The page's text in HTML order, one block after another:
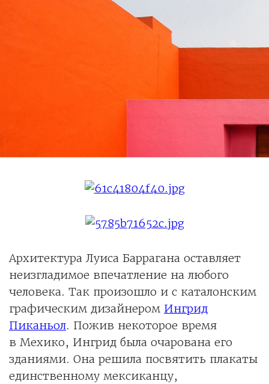
Архитектура Луиса Баррагана оставляет
неизгладимое впечатление на любого
человека. Так произошло и с каталонским
графическим дизайнером Ингрид
Пиканьол. Пожив некоторое время
в Мехико, Ингрид была очарована его
зданиями. Она решила посвятить плакаты
единственному мексиканцу,